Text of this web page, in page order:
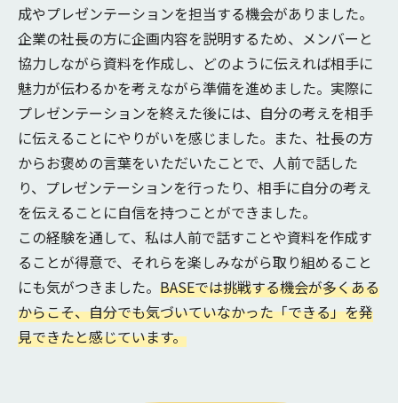
成やプレゼンテーションを担当する機会がありました。
企業の社長の方に企画内容を説明するため、メンバーと
協力しながら資料を作成し、どのように伝えれば相手に
魅力が伝わるかを考えながら準備を進めました。実際に
プレゼンテーションを終えた後には、自分の考えを相手
に伝えることにやりがいを感じました。また、社長の方
からお褒めの言葉をいただいたことで、人前で話した
り、プレゼンテーションを行ったり、相手に自分の考え
を伝えることに自信を持つことができました。
この経験を通して、私は人前で話すことや資料を作成す
ることが得意で、それらを楽しみながら取り組めること
にも気がつきました。 BASEでは挑戦する機会が多くある
からこそ、自分でも気づいていなかった「できる」を発
見できたと感じています。